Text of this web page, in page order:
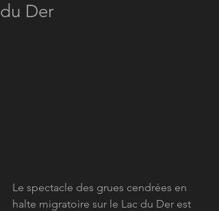
du Der
Le spectacle des grues cendrées en
halte migratoire sur le Lac du Der est